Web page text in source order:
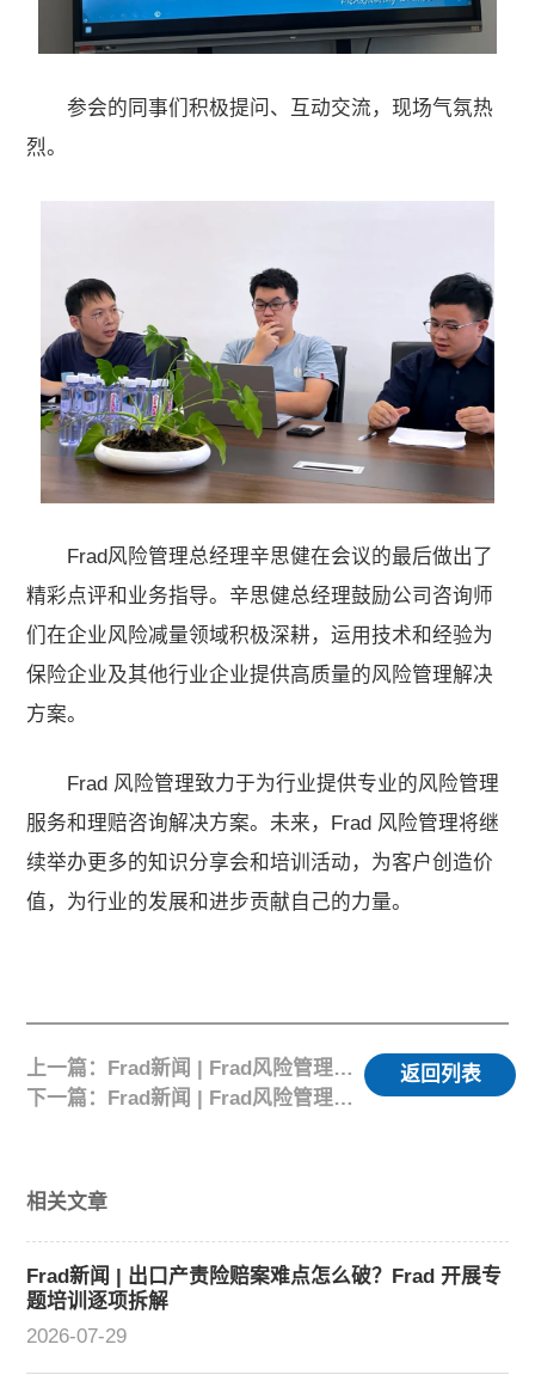
参会的同事们积极提问、互动交流，现场气氛热
烈。
Frad风险管理总经理辛思健在会议的最后做出了
精彩点评和业务指导。辛思健总经理鼓励公司咨询师
们在企业风险减量领域积极深耕，运用技术和经验为
保险企业及其他行业企业提供高质量的风险管理解决
方案。
Frad 风险管理致力于为行业提供专业的风险管理
服务和理赔咨询解决方案。未来，Frad 风险管理将继
续举办更多的知识分享会和培训活动，为客户创造价
值，为行业的发展和进步贡献自己的力量。
上一篇：Frad新闻 | Frad风险管理总经理辛思健受邀参加第三十届东亚保险大会
下一篇：Frad新闻 | Frad风险管理成功举办“出口产品责任险赔偿案”专题研讨会
返回列表
相关文章
Frad新闻 | 出口产责险赔案难点怎么破？Frad 开展专
题培训逐项拆解
2026-07-29